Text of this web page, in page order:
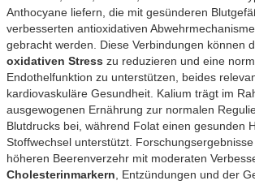
Anthocyane liefern, die mit gesünderen
verbesserten antioxidativen
gebracht werden. Diese Verbindungen können
oxidativen Stress zu reduzieren und eine
Endothelfunktion zu unterstützen, beides
kardiovaskuläre Gesundheit. Kalium trägt im
ausgewogenen Ernährung zur normalen
Blutdrucks bei, während Folat einen gesunden
Stoffwechsel unterstützt.
höheren Beerenverzehr mit moderaten
Cholesterinmarkern , Entzündungen und der